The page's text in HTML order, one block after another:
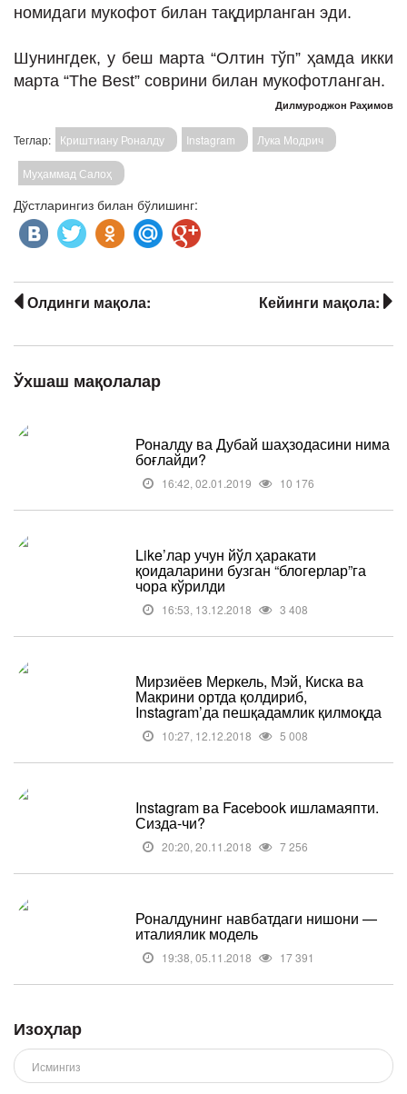
номидаги мукофот билан тақдирланган эди.
Шунингдек, у беш марта “Олтин тўп” ҳамда икки
марта “The Best” соврини билан мукофотланган.
Дилмуроджон Раҳимов
Теглар: Криштиану Роналду Instagram Лука Модрич
Муҳаммад Салоҳ
Дўстларингиз билан бўлишинг:
Кейинги мақола:
Олдинги мақола:
Ўхшаш мақолалар
Роналду ва Дубай шаҳзодасини нима
боғлайди?
16:42, 02.01.2019 10 176
Like’лар учун йўл ҳаракати
қоидаларини бузган “блогерлар”га
чора кўрилди
16:53, 13.12.2018 3 408
Мирзиёев Меркель, Мэй, Киска ва
Макрини ортда қолдириб,
Instagram’да пешқадамлик қилмоқда
10:27, 12.12.2018 5 008
Instagram ва Facebook ишламаяпти.
Сизда-чи?
20:20, 20.11.2018 7 256
Роналдунинг навбатдаги нишони —
италиялик модель
19:38, 05.11.2018 17 391
Изоҳлар